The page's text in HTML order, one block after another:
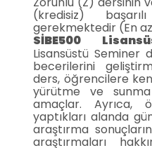
(kredisiz)
gerekmektedir (En az
SİBE500
Lisansüstü Seminer
becerilerini
ders, öğrencilere
yürütme ve sunma
amaçlar. Ayrıca,
yaptıkları alanda
araştırma
araştırmaları